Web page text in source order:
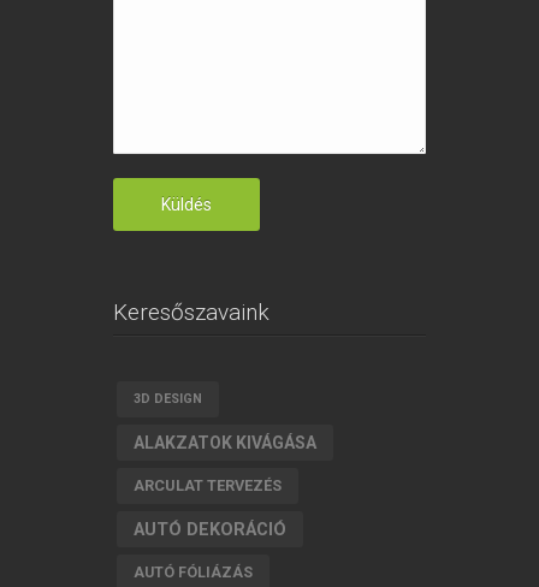
Keresőszavaink
3D DESIGN
ALAKZATOK KIVÁGÁSA
ARCULAT TERVEZÉS
AUTÓ DEKORÁCIÓ
AUTÓ FÓLIÁZÁS